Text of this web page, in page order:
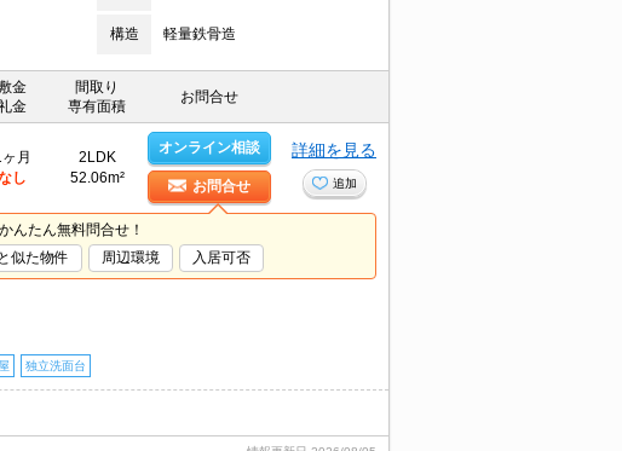
構造 軽量鉄骨造
金
金
間取り
専有面積
お問合せ
ヶ月
し
2LDK
52.06m²
オンライン相談
お問合せ
詳細を見る
追加
んたん無料問合せ！
似た物件 周辺環境 入居可否
独立洗面台